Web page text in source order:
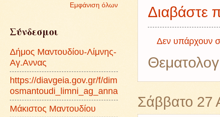
Διαβάστε
Δεν υπάρχουν
Σάββατο 27
Εμφάνιση όλων
Σύνδεσμοι
Δήμος Μαντουδίου-Λίμνης-
Αγ.Αννας
https://diavgeia.gov.gr/f/dim
osmantoudi_limni_ag_anna
Μάκιστος Μαντουδίου